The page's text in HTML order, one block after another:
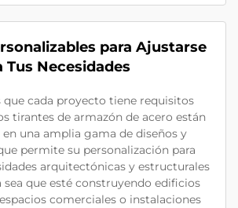
para Ajustarse
Tus Necesidades
que cada proyecto tiene requisitos
tirantes de armazón de acero están
una amplia gama de diseños y
permite su personalización para
arquitectónicas y estructurales
sea que esté construyendo edificios
comerciales o instalaciones